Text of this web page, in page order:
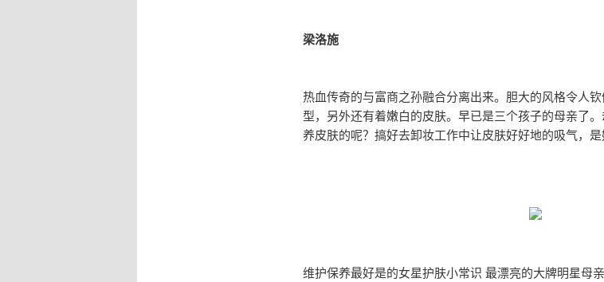
梁洛施
热血传奇的与富商之孙融合分离出来。胆大的风格令人
型，另外还有着嫩白的皮肤。早已是三个孩子的母亲了
养皮肤的呢？搞好去卸妆工作中让皮肤好好地的吸气，是
维护保养最好是的女星护肤小常识 最漂亮的大牌明星母